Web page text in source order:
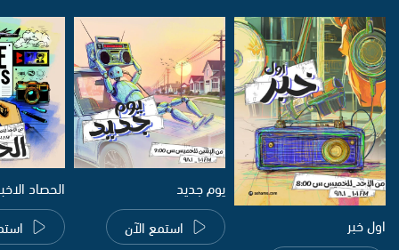
اول خبر
يوم جديد
استمع الآن
الحصاد